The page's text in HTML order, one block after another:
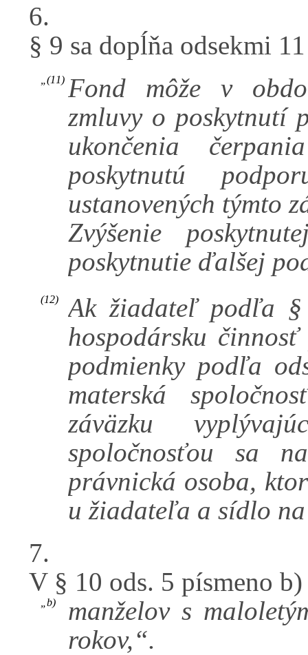
6.
§ 9 sa dopĺňa odsekmi
„(11) Fond môže v
zmluvy o poskytnutí
ukončenia
poskytnutú
ustanovených týmto
Zvýšenie
poskytnutie ďalšej
(12)
Ak žiadateľ podľa
hospodársku
podmienky podľa
materská
záväzku
spoločnosťou sa
právnická osoba,
u žiadateľa a sídlo
7.
V § 10 ods. 5 písmeno
„b)
manželov s
rokov,“.